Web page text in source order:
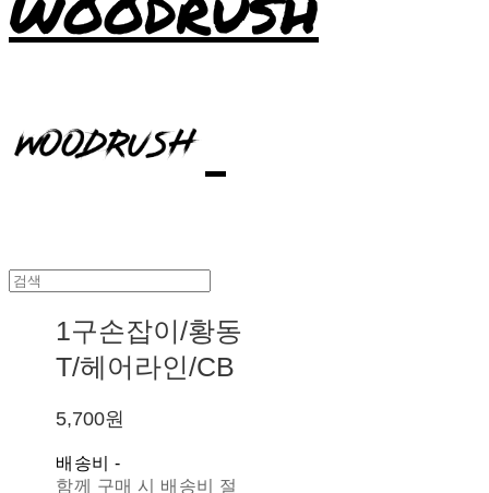
1구손잡이/황동
T/헤어라인/CB
5,700원
배송비-
함께 구매 시 배송비 절